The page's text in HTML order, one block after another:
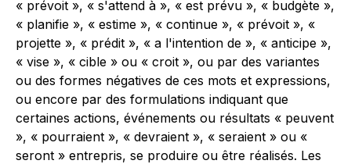
« prévoit », « s'attend à », « est prévu », « budgète »,
« planifie », « estime », « continue », « prévoit », «
projette », « prédit », « a l'intention de », « anticipe »,
« vise », « cible » ou « croit », ou par des variantes
ou des formes négatives de ces mots et expressions,
ou encore par des formulations indiquant que
certaines actions, événements ou résultats « peuvent
», « pourraient », « devraient », « seraient » ou «
seront » entrepris, se produire ou être réalisés. Les